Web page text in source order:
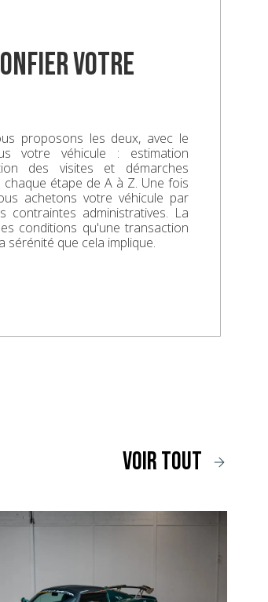
votre
proposons les deux, avec le
votre véhicule : estimation
des visites et démarches
étape de A à Z. Une fois
achetons votre véhicule par
administratives. La
conditions qu'une transaction
sérénité que cela implique.
voir tout